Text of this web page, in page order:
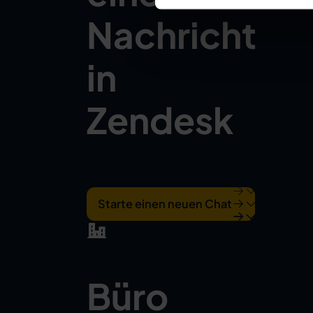
Nachricht
in
Zendesk
Starte einen neuen Chat
Büro